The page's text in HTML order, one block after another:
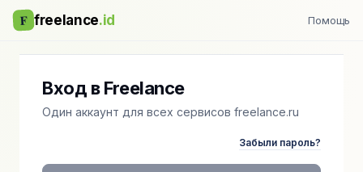
F freelance.id Помощь
Вход в Freelance
Один аккаунт для всех сервисов freelance.ru
Забыли пароль?